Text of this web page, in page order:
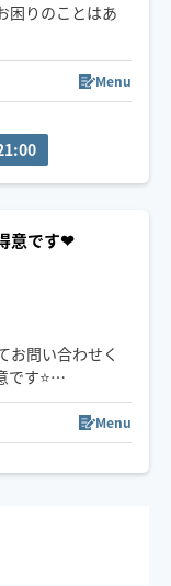
困りのことはあ
間をぜひお楽し
ります。
Menu
意です❤︎
お問い合わせく
です⭐️
致します🥰
致します。
合はお断りする
Menu